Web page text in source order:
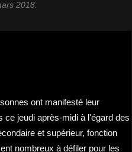
2018.